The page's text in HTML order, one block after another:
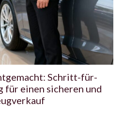
Schritt-für-
einen sicheren und